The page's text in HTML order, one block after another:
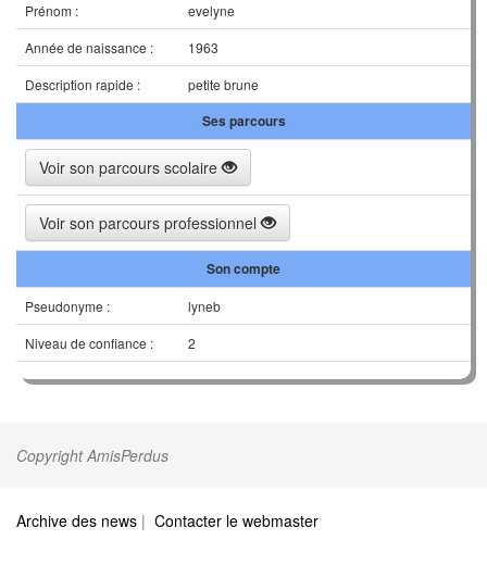
Prénom :
evelyne
Année de naissance :
1963
Description rapide :
petite brune
Ses parcours
Voir son parcours scolaire
Voir son parcours professionnel
Son compte
Pseudonyme :
lyneb
Niveau de confiance :
2
Copyright AmisPerdus
Archive des news | Contacter le webmaster